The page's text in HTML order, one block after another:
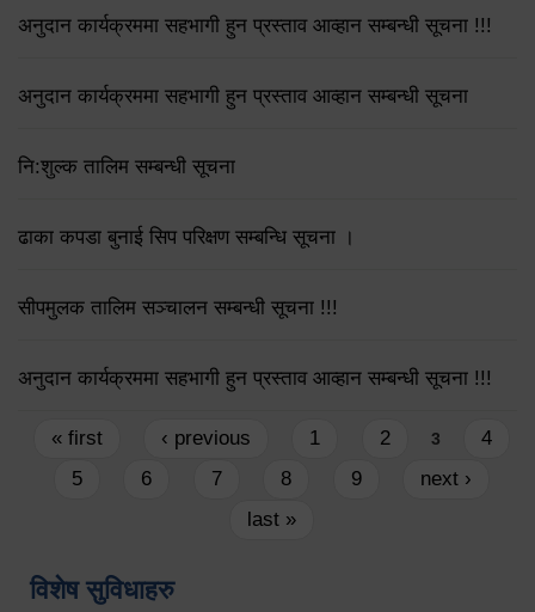
अनुदान कार्यक्रममा सहभागी हुन प्रस्ताव आव्हान सम्बन्धी सूचना !!!
अनुदान कार्यक्रममा सहभागी हुन प्रस्ताव आव्हान सम्बन्धी सूचना
नि:शुल्क तालिम सम्बन्धी सूचना
ढाका कपडा बुनाई सिप परिक्षण सम्बन्धि सूचना ।
सीपमुलक तालिम सञ्चालन सम्बन्धी सूचना !!!
अनुदान कार्यक्रममा सहभागी हुन प्रस्ताव आव्हान सम्बन्धी सूचना !!!
Pages
« first ‹ previous 1 2 3
4
5
6 7 8 9
next ›
last »
विशेष सुविधाहरु